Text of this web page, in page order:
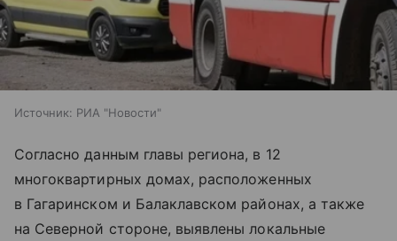
Источник: РИА "Новости"
Согласно данным главы региона, в 12
многоквартирных домах, расположенных
в Гагаринском и Балаклавском районах, а также
на Северной стороне, выявлены локальные